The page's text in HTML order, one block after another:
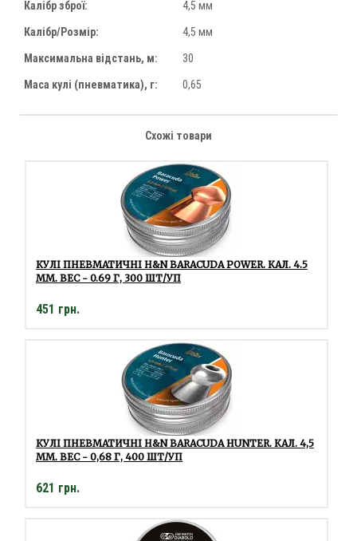
Калібр зброї: 4,5 мм
Калібр/Розмір: 4,5 мм
Максимальна відстань, м: 30
Маса кулі (пневматика), г: 0,65
Схожі товари
КУЛІ ПНЕВМАТИЧНІ H&N BARACUDA POWER. КАЛ. 4.5
ММ. ВЕС - 0.69 Г, 300 ШТ/УП
451 грн.
КУЛІ ПНЕВМАТИЧНІ H&N BARACUDA HUNTER. КАЛ. 4,5
ММ. ВЕС - 0,68 Г, 400 ШТ/УП
621 грн.